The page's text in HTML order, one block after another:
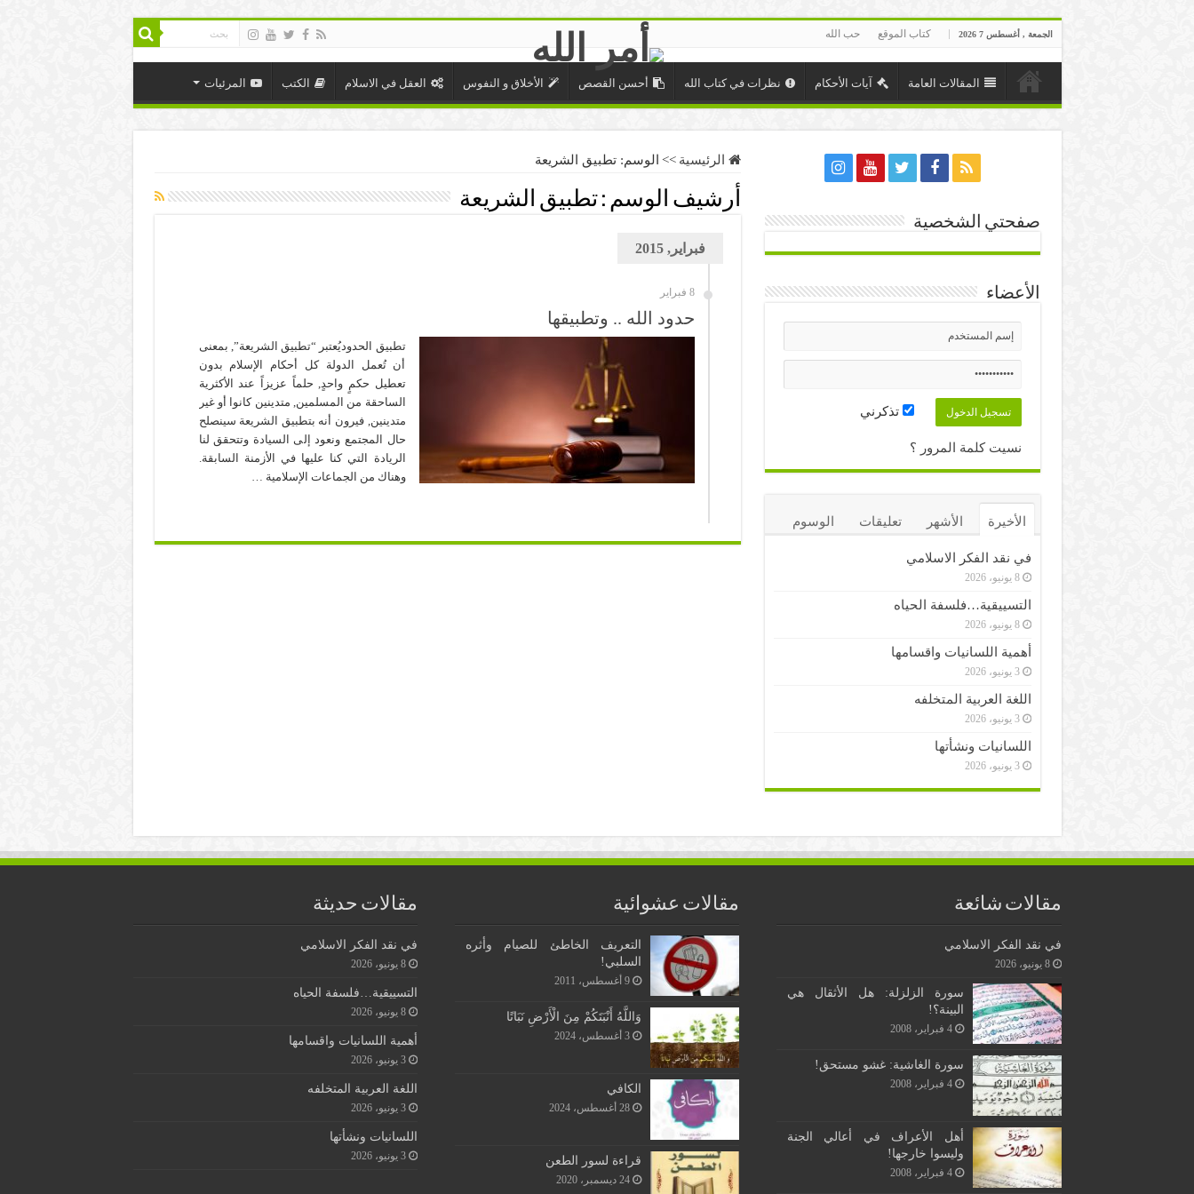
الجمعة , أغسطس 7 2026 كتاب الموقع حب الله
المقالات العامة آيات الأحكام نظرات في كتاب الله أحسن القصص الأخلاق و النفوس العقل في الاسلام الكتب المرئيات
الرئيسية >> الوسم:تطبيق الشريعة
أرشيف الوسم :تطبيق الشريعة
فبراير, 2015
8 فبراير
حدود الله .. وتطبيقها
تطبيق الحدوديُعتبر “تطبيق الشريعة”, بمعنى
أن تُعمل الدولة كل أحكام الإسلام بدون
تعطيل حكمٍ واحدٍ, حلماً عزيزاً عند الأكثرية
الساحقة من المسلمين, متدينين كانوا أو غير
متدينين, فيرون أنه بتطبيق الشريعة سينصلح
حال المجتمع ونعود إلى السيادة وتتحقق لنا
الريادة التي كنا عليها في الأزمنة السابقة.
وهناك من الجماعات الإسلامية …
صفحتي الشخصية
الأعضاء
تذكرني
نسيت كلمة المرور ؟
الأخيرة الأشهر تعليقات الوسوم
في نقد الفكر الاسلامي
8 يونيو، 2026
التسييقية…فلسفة الحياه
8 يونيو، 2026
أهمية اللسانيات واقسامها
3 يونيو، 2026
اللغة العربية المتخلفه
3 يونيو، 2026
اللسانيات ونشأتها
3 يونيو، 2026
مقالات شائعة
في نقد الفكر الاسلامي
8 يونيو، 2026
سورة الزلزلة: هل الأثقال هي
البينة؟!
4 فبراير، 2008
سورة الغاشية: غشو مستحق!
4 فبراير، 2008
أهل الأعراف في أعالي الجنة
وليسوا خارجها!
4 فبراير، 2008
مقالات عشوائية
التعريف الخاطئ للصيام وأثره
السلبي!
9 أغسطس، 2011
وَاللَّهُ أَنْبَتَكُمْ مِنَ الْأَرْضِ نَبَاتًا
3 أغسطس، 2024
الكافي
28 أغسطس، 2024
قراءة لسور الطعن
24 ديسمبر، 2020
مقالات حديثة
في نقد الفكر الاسلامي
8 يونيو، 2026
التسييقية…فلسفة الحياه
8 يونيو، 2026
أهمية اللسانيات واقسامها
3 يونيو، 2026
اللغة العربية المتخلفه
3 يونيو، 2026
اللسانيات ونشأتها
3 يونيو، 2026